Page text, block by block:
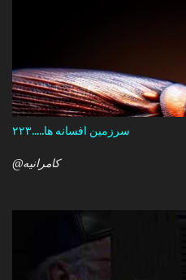
سرزمین افسانه ها.....۲۲۳
@کامرانیه